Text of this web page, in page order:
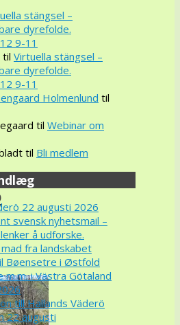
stängsel –
dyrefolde.
9-11
til Virtuella stängsel –
dyrefolde.
9-11
Holmenlund til
til Webinar om
til Bli medlem
22 augusti 2026
svensk nyhetsmail –
å udforske.
fra landskabet
Bøensetre i Østfold
m.m. i Västra Götaland
till Hallands Väderö
22 augusti